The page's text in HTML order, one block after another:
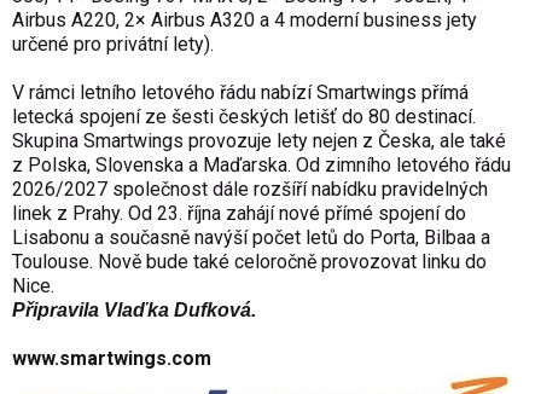
Airbus A220, 2× Airbus A320 a 4 moderní business jety
určené pro privátní lety).
V rámci letního letového řádu nabízí Smartwings přímá
letecká spojení ze šesti českých letišť do 80 destinací.
Skupina Smartwings provozuje lety nejen z Česka, ale také
z Polska, Slovenska a Maďarska. Od zimního letového řádu
2026/2027 společnost dále rozšíří nabídku pravidelných
linek z Prahy. Od 23. října zahájí nové přímé spojení do
Lisabonu a současně navýší počet letů do Porta, Bilbaa a
Toulouse. Nově bude také celoročně provozovat linku do
Nice.
Připravila Vlaďka Dufková.
www.smartwings.com